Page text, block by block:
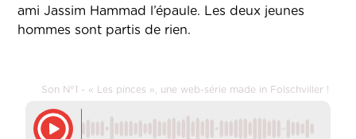
ami Jassim Hammad l’épaule. Les deux jeunes
hommes sont partis de rien.
Son N°1 - « Les pinces », une web-série made in Folschviller !